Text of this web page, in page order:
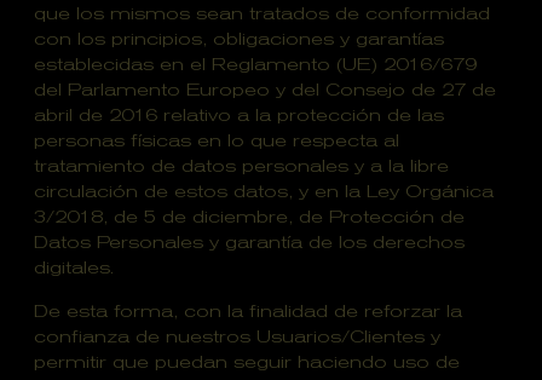
que los mismos sean tratados de conformidad
con los principios, obligaciones y garantías
establecidas en el Reglamento (UE) 2016/679
del Parlamento Europeo y del Consejo de 27 de
abril de 2016 relativo a la protección de las
personas físicas en lo que respecta al
tratamiento de datos personales y a la libre
circulación de estos datos, y en la Ley Orgánica
3/2018, de 5 de diciembre, de Protección de
Datos Personales y garantía de los derechos
digitales.
De esta forma, con la finalidad de reforzar la
confianza de nuestros Usuarios/Clientes y
permitir que puedan seguir haciendo uso de